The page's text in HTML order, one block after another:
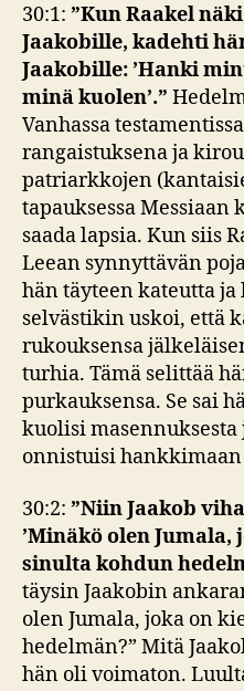
30:1: ”Kun Raakel
Jaakobille, kadehti
Jaakobille: ’Hanki
minä kuolen’.”
Vanhassa
rangaistuksena ja
patriarkkojen
tapauksessa Messiaan
saada lapsia. Kun siis
Leean synnyttävän
hän täyteen kateutta
selvästikin uskoi, että
rukouksensa
turhia. Tämä selittää
purkauksensa. Se sai
kuolisi masennuksesta
onnistuisi
30:2: ”Niin Jaakob
’Minäkö olen
sinulta kohdun
täysin Jaakobin
olen Jumala, joka on
hedelmän?” Mitä
hän oli voimaton.